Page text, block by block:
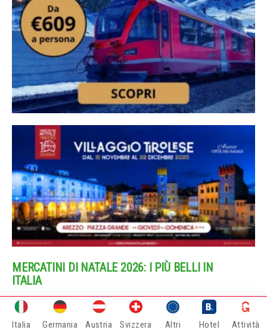
MERCATINI DI NATALE 2026: I PIÙ BELLI IN
ITALIA
Mercatini di Natale di Bolzano
Italia Germania Austria Svizzera Altri Hotel Attività